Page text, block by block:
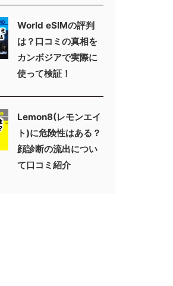
World eSIMの評判
は？口コミの真相を
カンボジアで実際に
使って検証！
Lemon8(レモンエイ
ト)に危険性はある？
顔診断の流出につい
て口コミ紹介